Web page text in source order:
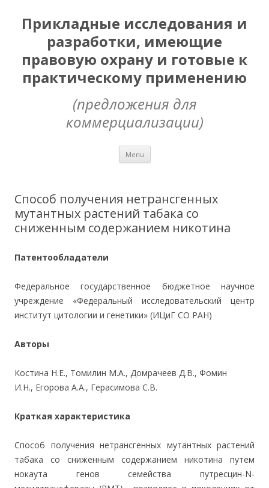
Прикладные исследования и
разработки, имеющие
правовую охрану и готовые к
практическому применению
(предложения для
коммерциализации)
Menu Skip
content
Способ получения нетрансгенных
мутантных растений табака со
сниженным содержанием никотина
Патентообладатели
Федеральное государственное бюджетное научное
учреждение «Федеральный исследовательский центр
институт цитологии и генетики» (ИЦиГ СО РАН)
Авторы
Костина Н.Е., Томилин М.А., Домрачеев Д.В., Фомин
И.Н., Егорова А.А., Герасимова С.В.
Краткая характеристика
Способ получения нетрансгенных мутантных растений
табака со сниженным содержанием никотина путем
нокаута генов семейства путресцин-N-